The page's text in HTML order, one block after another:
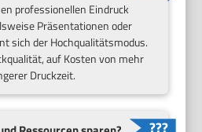
professionellen Eindruck
Präsentationen oder
sich der Hochqualitätsmodus.
auf Kosten von mehr
Druckzeit.